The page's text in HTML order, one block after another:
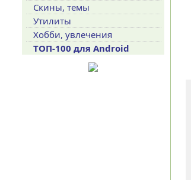
Скины, темы
Утилиты
Хобби, увлечения
ТОП-100 для Android